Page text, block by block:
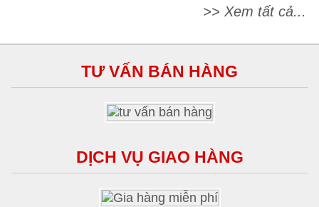
>> Xem tất cả...
TƯ VẤN BÁN HÀNG
DỊCH VỤ GIAO HÀNG